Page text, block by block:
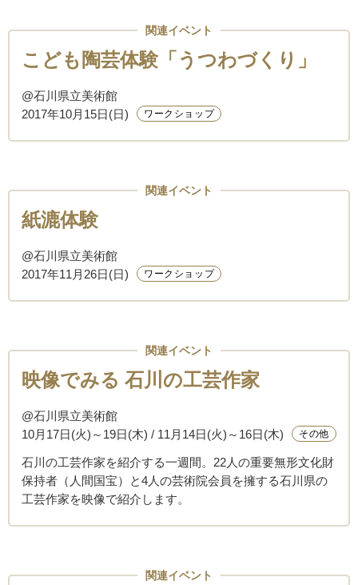
関連イベント
こども陶芸体験「うつわづくり」
@石川県立美術館
2017年10月15日(日)
ワークショップ
関連イベント
紙漉体験
@石川県立美術館
2017年11月26日(日)
ワークショップ
関連イベント
映像でみる 石川の工芸作家
@石川県立美術館
10月17日(火)～19日(木) / 11月14日(火)～16日(木)
その他
石川の工芸作家を紹介する一週間。22人の重要無形文化財
保持者（人間国宝）と4人の芸術院会員を擁する石川県の
工芸作家を映像で紹介します。
関連イベント